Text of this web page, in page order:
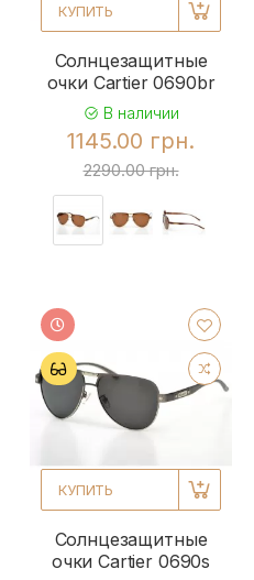
КУПИТЬ
Солнцезащитные
очки Cartier 0690br
В наличии
1145.00 грн.
2290.00 грн.
КУПИТЬ
Солнцезащитные
очки Cartier 0690s